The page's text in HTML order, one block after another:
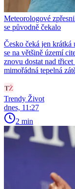
Meteorologové
se původně čekalo
Česko čeká jen
se na většině území
znovu dostat nad
mimořádná tepelná
Trendy Život
dnes, 11:27
2 min